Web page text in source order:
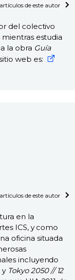
de este autor
del colectivo
mientras estudia
la obra Guía
web es:
de este autor
en la
ICS, y como
oficina situada
incluyendo
y Tokyo 2050 // 12